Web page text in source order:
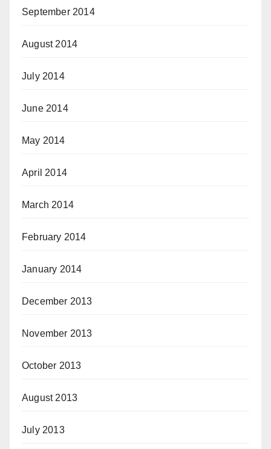
September 2014
August 2014
July 2014
June 2014
May 2014
April 2014
March 2014
February 2014
January 2014
December 2013
November 2013
October 2013
August 2013
July 2013